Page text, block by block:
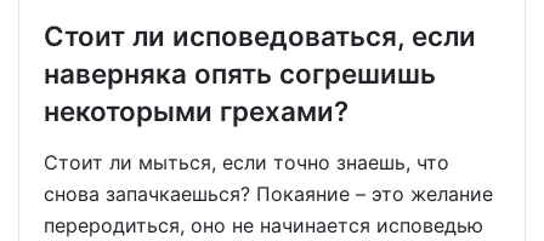
Стоит ли исповедоваться, если
наверняка опять согрешишь
некоторыми грехами?
Стоит ли мыться, если точно знаешь, что
снова запачкаешься? Покаяние – это желание
переродиться, оно не начинается исповедью